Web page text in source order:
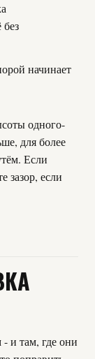
без
начинает
одного-
для более
Если
зазор, если
- и там, где они